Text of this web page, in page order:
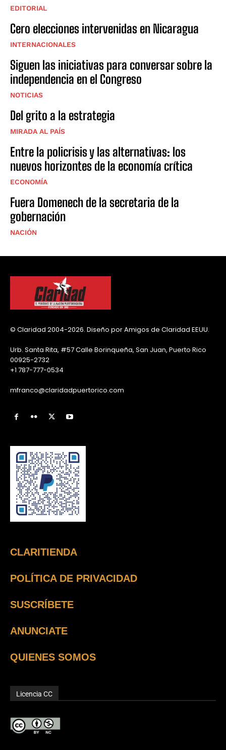
EDITORIAL
Cero elecciones intervenidas en Nicaragua
INTERNACIONALES
Siguen las iniciativas para conversar sobre la
independencia en el Congreso
NOTICIAS
Del grito a la estrategia
MIRADA AL PAÍS
Entre la policrisis y las alternativas: los
nuevos horizontes de la economía crítica
ECONOMÍA
Fuera Domenech de la secretaria de la
gobernación
NACIÓN
© Claridad 2004-2026. Diseño por Amigos de Claridad EEUU.
Urb. Santa Rita, #57 Calle Borinqueña, San Juan, Puerto Rico
00925-2732
+1 787-777-0534
mfranco@claridadpuertorico.com
CLARITIENDA
POLÍTICA DE PRIVACIDAD
SUSCRÍBETE
ANUNCIATE
QUIENES SOMOS
Licencia CC